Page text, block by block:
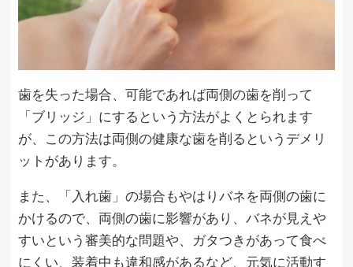
歯を失った場合、可能であれば両側の歯を削って
「ブリッジ」にするという方法がよくとられます
が、この方法は両側の健康な歯を削るというデメリ
ットがあります。
また、「入れ歯」の場合もやはりバネを両側の歯に
かけるので、両側の歯に影響があり、バネが見えや
すいという審美的な問題や、ガタつきがあって食べ
にくい、装着中も違和感があるなど、元気に活動す